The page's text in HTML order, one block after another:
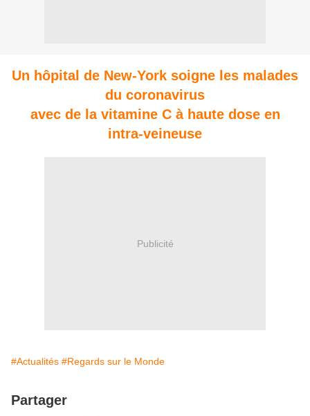
Un hôpital de New-York soigne les malades
du coronavirus
avec de la vitamine C à haute dose en
intra-veineuse
Publicité
#Actualités #Regards sur le Monde
Partager